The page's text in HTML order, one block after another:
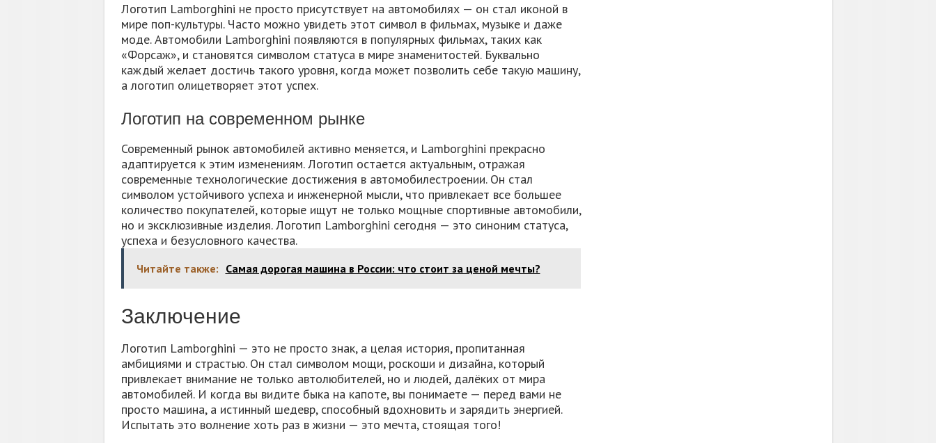
Логотип Lamborghini не просто присутствует на автомобилях — он стал иконой в
мире поп-культуры. Часто можно увидеть этот символ в фильмах, музыке и даже
моде. Автомобили Lamborghini появляются в популярных фильмах, таких как
«Форсаж», и становятся символом статуса в мире знаменитостей. Буквально
каждый желает достичь такого уровня, когда может позволить себе такую машину,
а логотип олицетворяет этот успех.
Логотип на современном рынке
Современный рынок автомобилей активно меняется, и Lamborghini прекрасно
адаптируется к этим изменениям. Логотип остается актуальным, отражая
современные технологические достижения в автомобилестроении. Он стал
символом устойчивого успеха и инженерной мысли, что привлекает все большее
количество покупателей, которые ищут не только мощные спортивные автомобили,
но и эксклюзивные изделия. Логотип Lamborghini сегодня — это синоним статуса,
успеха и безусловного качества.
Читайте также: Самая дорогая машина в России: что стоит за ценой мечты?
Заключение
Логотип Lamborghini — это не просто знак, а целая история, пропитанная
амбициями и страстью. Он стал символом мощи, роскоши и дизайна, который
привлекает внимание не только автолюбителей, но и людей, далёких от мира
автомобилей. И когда вы видите быка на капоте, вы понимаете — перед вами не
просто машина, а истинный шедевр, способный вдохновить и зарядить энергией.
Испытать это волнение хоть раз в жизни — это мечта, стоящая того!